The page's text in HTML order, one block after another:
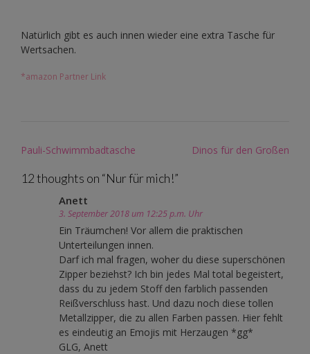
Natürlich gibt es auch innen wieder eine extra Tasche für
Wertsachen.
*amazon Partner Link
Post
Pauli-Schwimmbadtasche Dinos für den Großen
12 thoughts on “Nur für mich!”
Anett
3. September 2018 um 12:25 p.m. Uhr
Ein Träumchen! Vor allem die praktischen
Unterteilungen innen.
Darf ich mal fragen, woher du diese superschönen
Zipper beziehst? Ich bin jedes Mal total begeistert,
dass du zu jedem Stoff den farblich passenden
Reißverschluss hast. Und dazu noch diese tollen
Metallzipper, die zu allen Farben passen. Hier fehlt
es eindeutig an Emojis mit Herzaugen *gg*
GLG, Anett